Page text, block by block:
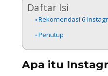
Daftar Isi
Rekomendasi 6
Penutup
Apa itu